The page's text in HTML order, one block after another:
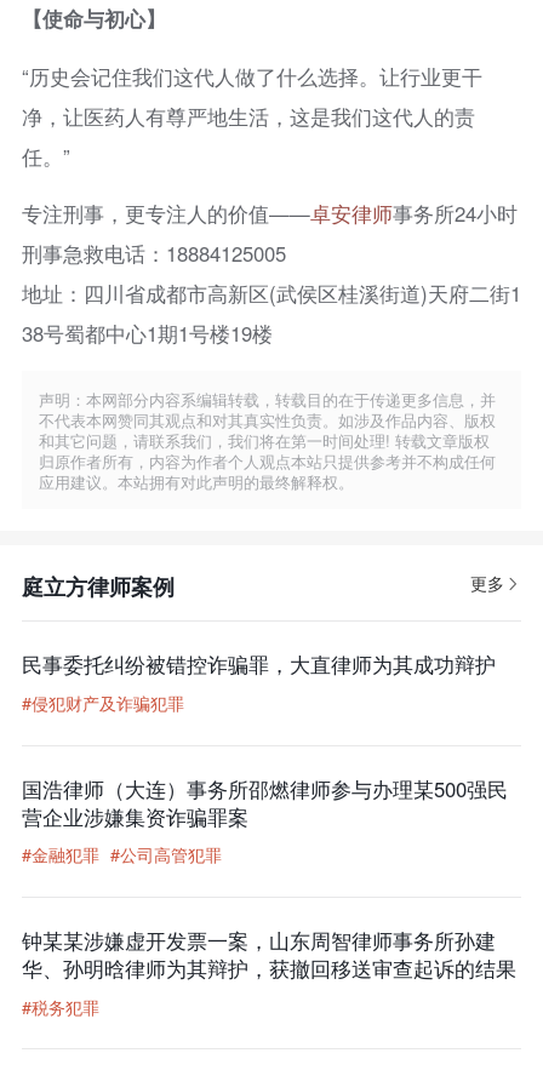
【使命与初心】
“历史会记住我们这代人做了什么选择。让行业更干
净，让医药人有尊严地生活，这是我们这代人的责
任。”
专注刑事，更专注人的价值——卓安律师事务所24小时
刑事急救电话：18884125005
地址：四川省成都市高新区(武侯区桂溪街道)天府二街1
38号蜀都中心1期1号楼19楼
声明：本网部分内容系编辑转载，转载目的在于传递更多信息，并
不代表本网赞同其观点和对其真实性负责。如涉及作品内容、版权
和其它问题，请联系我们，我们将在第一时间处理! 转载文章版权
归原作者所有，内容为作者个人观点本站只提供参考并不构成任何
应用建议。本站拥有对此声明的最终解释权。
庭立方律师案例 更多
民事委托纠纷被错控诈骗罪，大直律师为其成功辩护
#侵犯财产及诈骗犯罪
国浩律师（大连）事务所邵燃律师参与办理某500强民
营企业涉嫌集资诈骗罪案
#金融犯罪 #公司高管犯罪
钟某某涉嫌虚开发票一案，山东周智律师事务所孙建
华、孙明晗律师为其辩护，获撤回移送审查起诉的结果
#税务犯罪